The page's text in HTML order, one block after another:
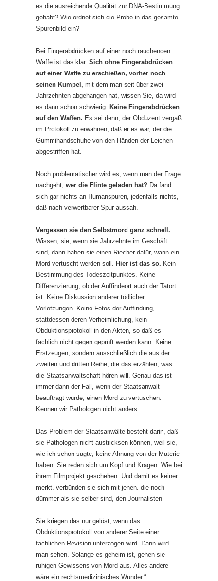
es die ausreichende Qualität zur DNA-Bestimmung
gehabt? Wie ordnet sich die Probe in das gesamte
Spurenbild ein?
Bei Fingerabdrücken auf einer noch rauchenden
Waffe ist das klar. Sich ohne Fingerabdrücken
auf einer Waffe zu erschießen, vorher noch
seinen Kumpel, mit dem man seit über zwei
Jahrzehnten abgehangen hat, wissen Sie, da wird
es dann schon schwierig. Keine Fingerabdrücken
auf den Waffen. Es sei denn, der Obduzent vergaß
im Protokoll zu erwähnen, daß er es war, der die
Gummihandschuhe von den Händen der Leichen
abgestriffen hat.
Noch problematischer wird es, wenn man der Frage
nachgeht, wer die Flinte geladen hat? Da fand
sich gar nichts an Humanspuren, jedenfalls nichts,
daß nach verwertbarer Spur aussah.
Vergessen sie den Selbstmord ganz schnell.
Wissen, sie, wenn sie Jahrzehnte im Geschäft
sind, dann haben sie einen Riecher dafür, wann ein
Mord vertuscht werden soll. Hier ist das so. Kein
Bestimmung des Todeszeitpunktes. Keine
Differenzierung, ob der Auffindeort auch der Tatort
ist. Keine Diskussion anderer tödlicher
Verletzungen. Keine Fotos der Auffindung,
stattdessen deren Verheimlichung, kein
Obduktionsprotokoll in den Akten, so daß es
fachlich nicht gegen geprüft werden kann. Keine
Erstzeugen, sondern ausschließlich die aus der
zweiten und dritten Reihe, die das erzählen, was
die Staatsanwaltschaft hören will. Genau das ist
immer dann der Fall, wenn der Staatsanwalt
beauftragt wurde, einen Mord zu vertuschen.
Kennen wir Pathologen nicht anders.
Das Problem der Staatsanwälte besteht darin, daß
sie Pathologen nicht austricksen können, weil sie,
wie ich schon sagte, keine Ahnung von der Materie
haben. Sie reden sich um Kopf und Kragen. Wie bei
ihrem Filmprojekt geschehen. Und damit es keiner
merkt, verbünden sie sich mit jenen, die noch
dümmer als sie selber sind, den Journalisten.
Sie kriegen das nur gelöst, wenn das
Obduktionsprotokoll von anderer Seite einer
fachlichen Revision unterzogen wird. Dann wird
man sehen. Solange es geheim ist, gehen sie
ruhigen Gewissens von Mord aus. Alles andere
wäre ein rechtsmedizinisches Wunder.“